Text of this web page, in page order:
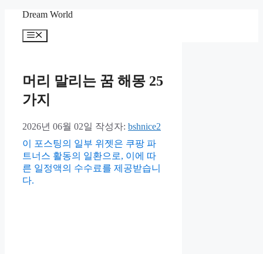
Dream World
메
머리 말리는 꿈 해몽 25
가지
2026년 06월 02일 작성자: bshnice2
이 포스팅의 일부 위젯은 쿠팡 파
트너스 활동의 일환으로, 이에 따
른 일정액의 수수료를 제공받습니
다.